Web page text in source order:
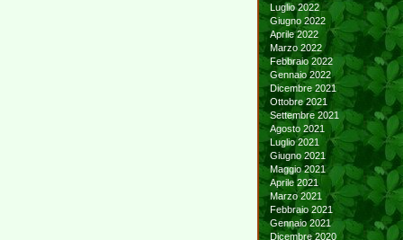
Luglio 2022
Giugno 2022
Aprile 2022
Marzo 2022
Febbraio 2022
Gennaio 2022
Dicembre 2021
Ottobre 2021
Settembre 2021
Agosto 2021
Luglio 2021
Giugno 2021
Maggio 2021
Aprile 2021
Marzo 2021
Febbraio 2021
Gennaio 2021
Dicembre 2020